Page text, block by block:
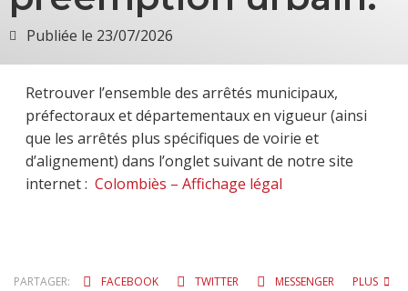
Publiée le 23/07/2026
Retrouver l’ensemble des arrêtés municipaux,
préfectoraux et départementaux en vigueur (ainsi
que les arrêtés plus spécifiques de voirie et
d’alignement) dans l’onglet suivant de notre site
internet : Colombiès – Affichage légal
PARTAGER: FACEBOOK TWITTER MESSENGER PLUS